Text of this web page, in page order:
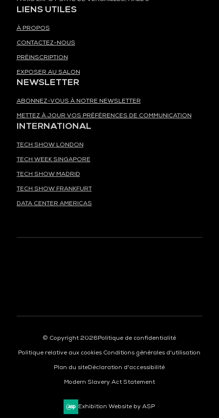
LIENS UTILES
À PROPOS
CONTACTEZ-NOUS
PRÉINSCRIPTION
EXPOSER AU SALON
NEWSLETTER
ABONNEZ-VOUS À NOTRE NEWSLETTER
METTEZ À JOUR VOS PRÉFÉRENCES DE COMMUNICATION
INTERNATIONAL
TECH SHOW LONDON
TECH WEEK SINGAPORE
TECH SHOW MADRID
TECH SHOW FRANKFURT
DATA CENTER AMERICAS
© Copyright 2026Politique de confidentialité
Politique relative aux cookies Conditions générales d'utilisation
Plan du siteDéclaration d'accessibilité
Modern Slavery Act Statement
Exhibition Website by ASP